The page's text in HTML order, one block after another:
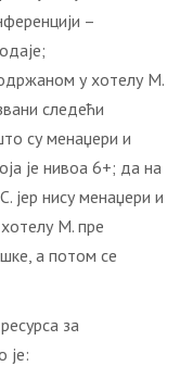
–
у хотелу М.
следећи
су менаџери и
је нивоа 6+; да на
јер нису менаџери и
М. пре
а потом се
за
је: